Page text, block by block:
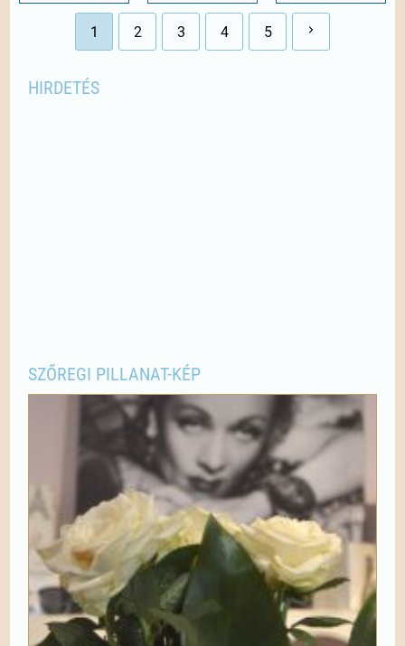
1 2 3 4 5
HIRDETÉS
SZŐREGI PILLANAT-KÉP